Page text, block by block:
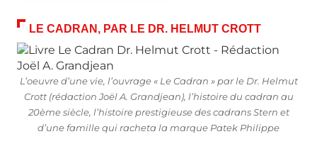
LE CADRAN, PAR LE DR. HELMUT CROTT
L’oeuvre d’une vie, l’ouvrage « Le Cadran » par le Dr. Helmut
Crott (rédaction Joël A. Grandjean), l’histoire du cadran au
20ème siècle, l’histoire prestigieuse des cadrans Stern et
d’une famille qui racheta la marque Patek Philippe